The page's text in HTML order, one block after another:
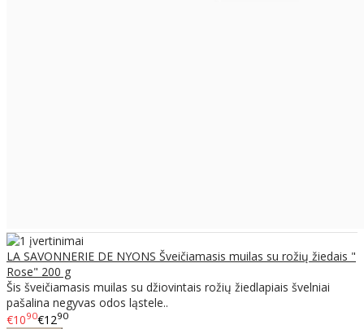
LA SAVONNERIE DE NYONS Šveičiamasis muilas su rožių žiedais "
Rose" 200 g
Šis šveičiamasis muilas su džiovintais rožių žiedlapiais švelniai
pašalina negyvas odos ląstele..
€1090€1290